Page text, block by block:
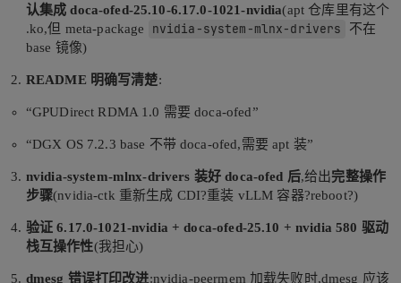
认集成 doca-ofed-25.10-6.17.0-1021-nvidia(apt 仓库里有这个
.ko,但 meta-package
nvidia-system-mlnx-drivers
不在
base 镜像)
README 明确写清楚:
“GPUDirect RDMA 1.0 需要 doca-ofed”
“DGX OS 7.2.3 base 不带 doca-ofed,需要 apt 装”
nvidia-system-mlnx-drivers 装好 doca-ofed 后,给出完整操作
步骤(nvidia-ctk 重新生成 CDI?重装 vLLM 容器?reboot?)
验证 6.17.0-1021-nvidia + doca-ofed-25.10 + nvidia 580 驱动
栈互操作性(我担心)
dmesg 错误打印改进:nvidia-peermem 加载失败时,dmesg 应该